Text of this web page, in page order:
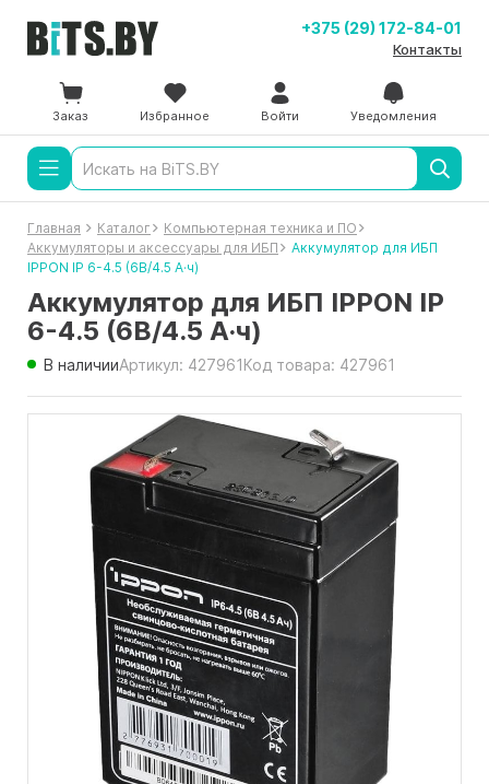
+375 (29) 172-84-01
Контакты
Заказ Избранное Войти Уведомления
Главная Каталог
Компьютерная техника и ПО
Аккумуляторы и аксессуары для ИБП
Аккумулятор для ИБП
IPPON IP 6-4.5 (6В/4.5 А·ч)
Аккумулятор для ИБП IPPON IP
6-4.5 (6В/4.5 А·ч)
В наличииАртикул: 427961Код товара: 427961